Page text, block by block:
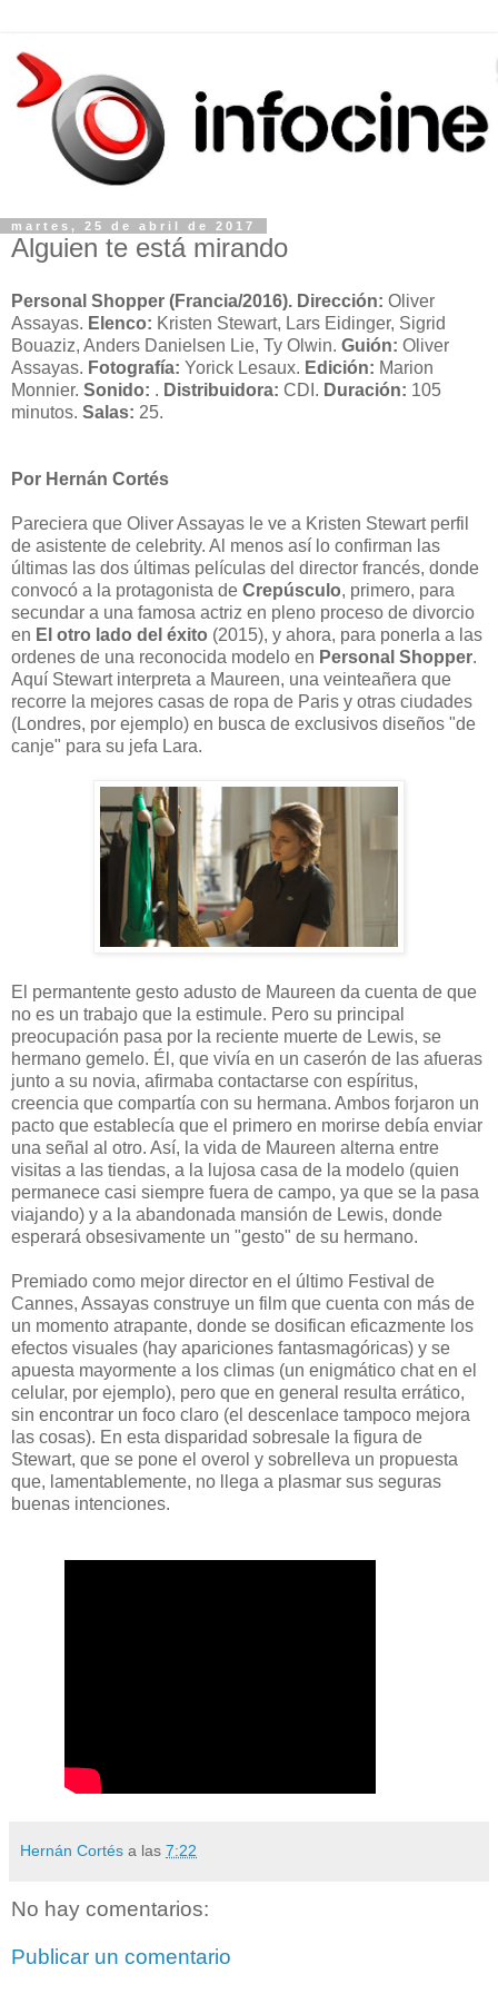
martes, 25 de abril de 2017
Alguien te está mirando
Personal Shopper (Francia/2016). Dirección: Oliver
Assayas. Elenco: Kristen Stewart, Lars Eidinger, Sigrid
Bouaziz, Anders Danielsen Lie, Ty Olwin. Guión: Oliver
Assayas. Fotografía: Yorick Lesaux. Edición: Marion
Monnier. Sonido: . Distribuidora: CDI. Duración: 105
minutos. Salas: 25.
Por Hernán Cortés
Pareciera que Oliver Assayas le ve a Kristen Stewart perfil
de asistente de celebrity. Al menos así lo confirman las
últimas las dos últimas películas del director francés, donde
convocó a la protagonista de Crepúsculo, primero, para
secundar a una famosa actriz en pleno proceso de divorcio
en El otro lado del éxito (2015), y ahora, para ponerla a las
ordenes de una reconocida modelo en Personal Shopper.
Aquí Stewart interpreta a Maureen, una veinteañera que
recorre la mejores casas de ropa de Paris y otras ciudades
(Londres, por ejemplo) en busca de exclusivos diseños "de
canje" para su jefa Lara.
El permantente gesto adusto de Maureen da cuenta de que
no es un trabajo que la estimule. Pero su principal
preocupación pasa por la reciente muerte de Lewis, se
hermano gemelo. Él, que vivía en un caserón de las afueras
junto a su novia, afirmaba contactarse con espíritus,
creencia que compartía con su hermana. Ambos forjaron un
pacto que establecía que el primero en morirse debía enviar
una señal al otro. Así, la vida de Maureen alterna entre
visitas a las tiendas, a la lujosa casa de la modelo (quien
permanece casi siempre fuera de campo, ya que se la pasa
viajando) y a la abandonada mansión de Lewis, donde
esperará obsesivamente un "gesto" de su hermano.
Premiado como mejor director en el último Festival de
Cannes, Assayas construye un film que cuenta con más de
un momento atrapante, donde se dosifican eficazmente los
efectos visuales (hay apariciones fantasmagóricas) y se
apuesta mayormente a los climas (un enigmático chat en el
celular, por ejemplo), pero que en general resulta errático,
sin encontrar un foco claro (el descenlace tampoco mejora
las cosas). En esta disparidad sobresale la figura de
Stewart, que se pone el overol y sobrelleva un propuesta
que, lamentablemente, no llega a plasmar sus seguras
buenas intenciones.
Hernán Cortés a las 7:22
No hay comentarios:
Publicar un comentario